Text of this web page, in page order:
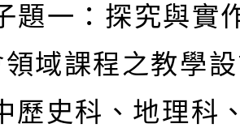
題一：探究與實
域課程之教學
歷史科、地理科